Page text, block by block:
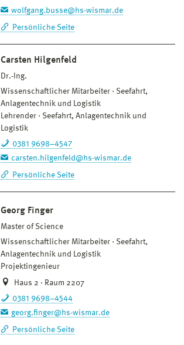
wolfgang.busse@hs-wismar.de
Persönliche Seite
Carsten Hilgenfeld
Dr.-Ing.
Wissenschaftlicher Mitarbeiter
Seefahrt,
Anlagentechnik und Logistik
Lehrender
Seefahrt, Anlagentechnik und
Logistik
0381 9698–4547
carsten.hilgenfeld@hs-wismar.de
Persönliche Seite
Georg Finger
Master of Science
Wissenschaftlicher Mitarbeiter
Seefahrt,
Anlagentechnik und Logistik
Projektingenieur
Haus 2 · Raum 2207
0381 9698–4544
georg.finger@hs-wismar.de
Persönliche Seite